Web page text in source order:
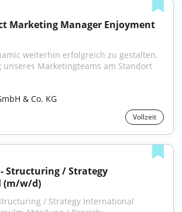
Marketing Manager Enjoyment
weiterhin erfolgreich zu gestalten.
& Co. KG
Vollzeit
Structuring / Strategy
(m/w/d)
/ Strategy International